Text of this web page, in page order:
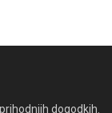
dogodkih.